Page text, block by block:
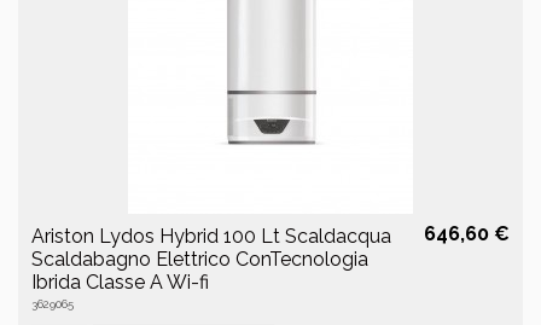
Ariston Lydos Hybrid 100 Lt Scaldacqua
Scaldabagno Elettrico ConTecnologia
Ibrida Classe A Wi-fi
3629065
646,60 €